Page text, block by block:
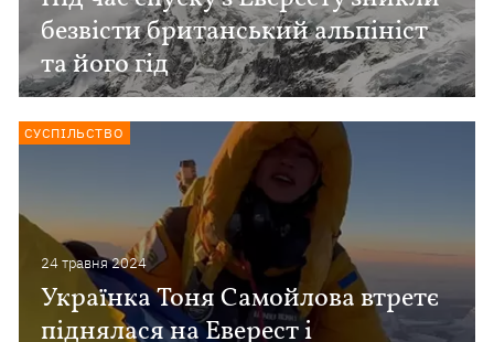
безвісти британський альпініст
та його гід
24 травня 2024
Українка Тоня Самойлова втретє
піднялася на Еверест і
СУСПІЛЬСТВО